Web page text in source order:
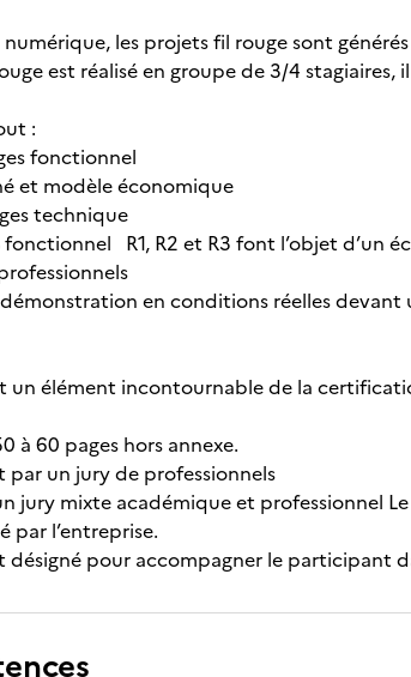
les projets fil rouge sont
est réalisé en groupe de 3/4 stagiaires,
:
fonctionnel
et modèle économique
technique
fonctionnel R1, R2 et R3 font l’objet d’un
démonstration en conditions réelles
un élément incontournable de la
à 60 pages hors annexe.
un jury de professionnels
jury mixte académique et professionnel
par l’entreprise.
pour accompagner le participant